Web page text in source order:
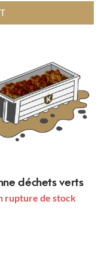
déchets verts
rupture de stock